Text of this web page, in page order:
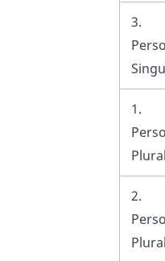
3.
1.
Plural
2.
Plural